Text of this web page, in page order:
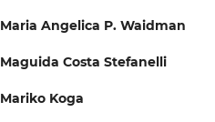
Maria Angelica P. Waidman
Maguida Costa Stefanelli
Mariko Koga